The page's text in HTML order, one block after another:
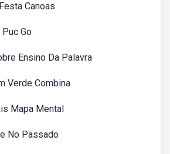
Canoas
Go
Ensino Da Palavra
Verde Combina
Mapa Mental
No Passado